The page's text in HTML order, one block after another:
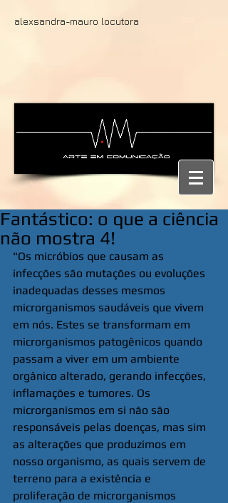
alexsandra-mauro locutora
Fantástico: o que a ciência
não mostra 4!
"Os micróbios que causam as
infecções são mutações ou evoluções
inadequadas desses mesmos
microrganismos saudáveis que vivem
em nós. Estes se transformam em
microrganismos patogênicos quando
passam a viver em um ambiente
orgânico alterado, gerando infecções,
inflamações e tumores. Os
microrganismos em si não são
responsáveis pelas doenças, mas sim
as alterações que produzimos em
nosso organismo, as quais servem de
terreno para a existência e
proliferação de microrganismos